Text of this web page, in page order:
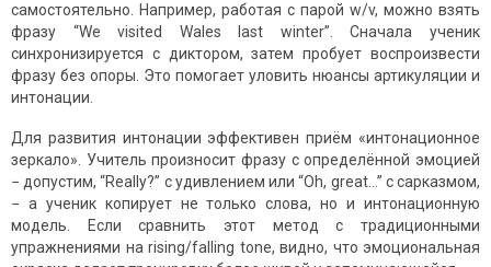
самостоятельно. Например, работая с парой w/v, можно взять
фразу “We visited Wales last winter”. Сначала ученик
синхронизируется с диктором, затем пробует воспроизвести
фразу без опоры. Это помогает уловить нюансы артикуляции и
интонации.
Для развития интонации эффективен приём «интонационное
зеркало». Учитель произносит фразу с определённой эмоцией
− допустим, “Really?” с удивлением или “Oh, great…” с сарказмом,
− а ученик копирует не только слова, но и интонационную
модель. Если сравнить этот метод с традиционными
упражнениями на rising/falling tone, видно, что эмоциональная